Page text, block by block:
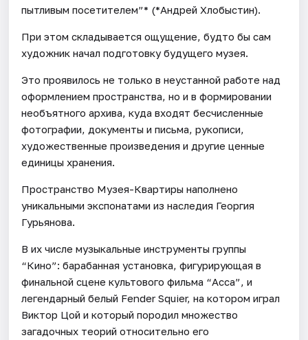
пытливым посетителем”* (*Андрей Хлобыстин).
При этом складывается ощущение, будто бы сам
художник начал подготовку будущего музея.
Это проявилось не только в неустанной работе над
оформлением пространства, но и в формировании
необъятного архива, куда входят бесчисленные
фотографии, документы и письма, рукописи,
художественные произведения и другие ценные
единицы хранения.
Пространство Музея-Квартиры наполнено
уникальными экспонатами из наследия Георгия
Гурьянова.
В их числе музыкальные инструменты группы
“Кино”: барабанная установка, фигурирующая в
финальной сцене культового фильма “Асса”, и
легендарный белый Fender Squier, на котором играл
Виктор Цой и который породил множество
загадочных теорий относительно его